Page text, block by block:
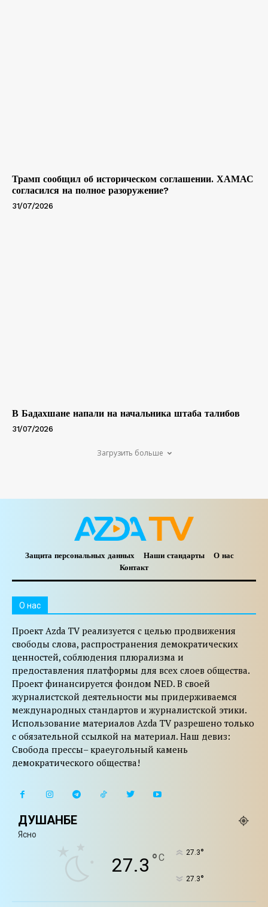
Трамп сообщил об историческом соглашении. ХАМАС
согласился на полное разоружение?
31/07/2026
В Бадахшане напали на начальника штаба талибов
31/07/2026
Загрузить больше
Защита персональных данных Наши стандарты
О нас
Контакт
O нас
Проект Azda TV реализуется с целью продвижения
свободы слова, распространения демократических
ценностей, соблюдения плюрализма и
предоставления платформы для всех слоев общества.
Проект финансируется фондом NED. В своей
журналистской деятельности мы придерживаемся
международных стандартов и журналистской этики.
Использование материалов Azda TV разрешено только
с обязательной ссылкой на материал. Наш девиз:
Свобода прессы– краеугольный камень
демократического общества!
ДУШАНБЕ
Ясно
27.3 °C 27.3°
27.3°